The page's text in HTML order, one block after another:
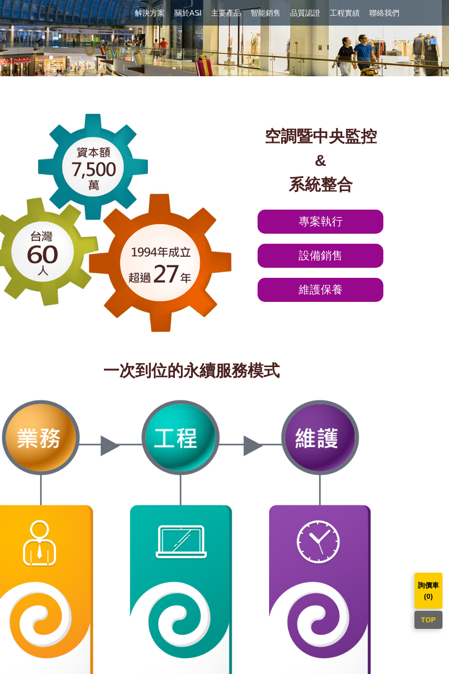
解決方案 關於ASI 主要產品 智能銷售 品質認證 工程實績 聯絡我們
詢價車
(0)
TOP
空調暨中央監控
&
系統整合
專案執行
設備銷售
維護保養
一次到位的永續服務模式